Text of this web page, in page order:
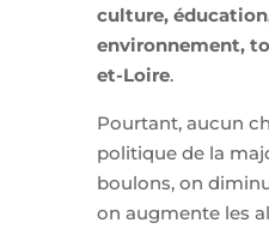
culture,
environnement,
et-Loire.
Pourtant, aucun
politique de la
boulons, on
on augmente les